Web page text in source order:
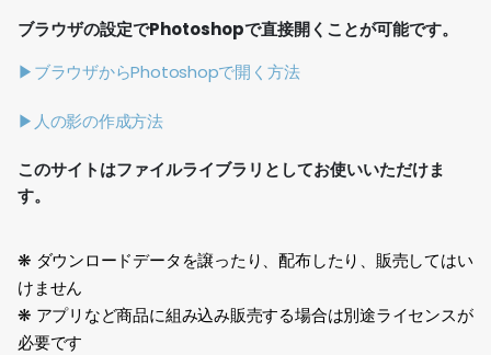
ブラウザの設定でPhotoshopで直接開くことが可能です。
▶ブラウザからPhotoshopで開く方法
▶人の影の作成方法
このサイトはファイルライブラリとしてお使いいただけま
す。
❋ ダウンロードデータを譲ったり、配布したり、販売してはい
けません
❋ アプリなど商品に組み込み販売する場合は別途ライセンスが
必要です